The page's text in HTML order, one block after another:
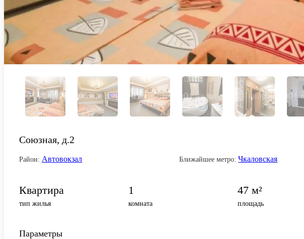
Союзная, д.2
Район: Автовокзал Ближайшее метро: Чкаловская
Квартира
тип жилья
1
комната
47 м²
площадь
Параметры